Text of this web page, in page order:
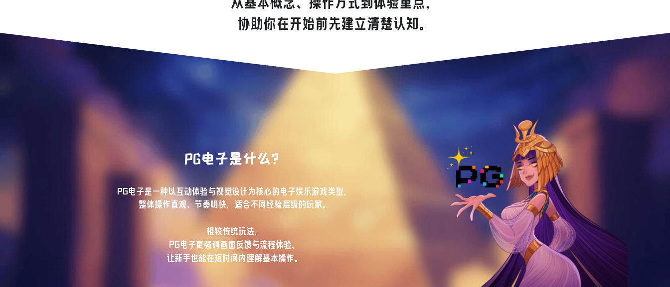
协助你在开始前先建立清楚认知。
PG电子是什么？
PG电子是一种以互动体验与视觉设计为核心的电子娱乐游戏类型，
整体操作直观、节奏明快，适合不同经验层级的玩家。
相较传统玩法，
PG电子更强调画面反馈与流程体验，
让新手也能在短时间内理解基本操作。